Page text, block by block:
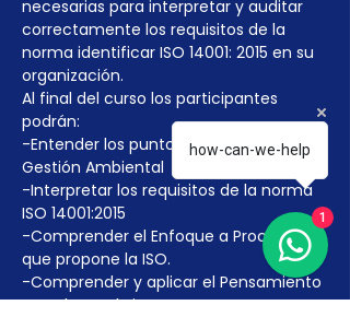
necesarias para interpretar y auditar
correctamente los requisitos de la
norma identificar ISO 14001: 2015 en su
organización.
Al final del curso los participantes
podrán:
-Entender los puntos clave en la
Gestión Ambiental
-Interpretar los requisitos de la norma
ISO 14001:2015
-Comprender el Enfoque a Procesos
que propone la ISO.
-Comprender y aplicar el Pensamiento
Basado en el Riesgo.
how-can-we-help
1